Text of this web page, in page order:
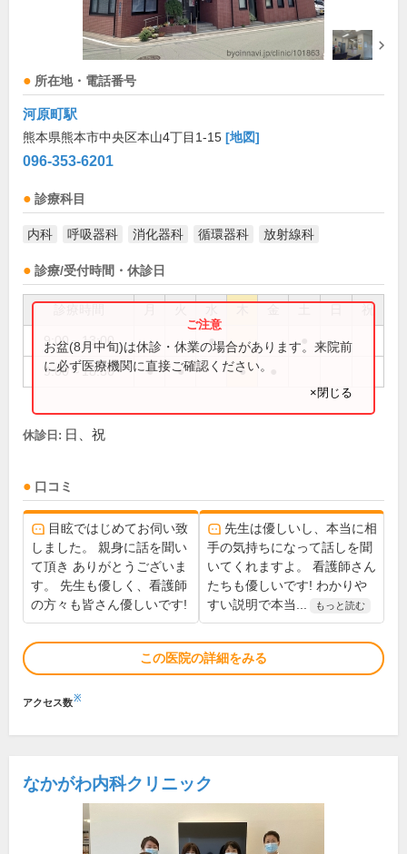
所在地・電話番号
河原町駅
熊本県熊本市中央区本山4丁目1-15 [地図]
096-353-6201
診療科目
内科 呼吸器科 消化器科 循環器科 放射線科
診療/受付時間・休診日
祝
9:00～13:00 ●
9:00～18:30 ● ● ●
お盆(8月中旬)は休診・休業の場合があります。来院前
に必ず医療機関に直接ご確認ください。
×閉じる
休診日: 日、祝
口コミ
目眩ではじめてお伺い致
しました。 親身に話を聞い
て頂き ありがとうございま
す。 先生も優しく、看護師
の方々も皆さん優しいです!
先生は優しいし、本当に相
手の気持ちになって話しを聞
いてくれますよ。 看護師さん
たちも優しいです! わかりや
すい説明で本当...
もっと読む
この医院の詳細をみる
アクセス数※
なかがわ内科クリニック